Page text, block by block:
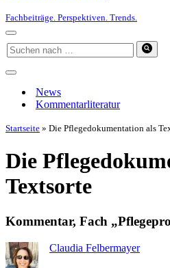
Fachbeiträge. Perspektiven. Trends.
Navigationsmenü
Suchen
nach …
Navigationsmenü
News
Kommentarliteratur
Startseite » Die Pflegedokumentation als
Die
Textsorte
Kommentar, Fach
Claudia Felbermayer